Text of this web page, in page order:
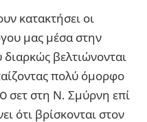
κατακτήσει οι
μας μέσα στην
βελτιώνονται
πολύ όμορφο
σετ στη Ν. Σμύρνη επί
ότι βρίσκονται στον